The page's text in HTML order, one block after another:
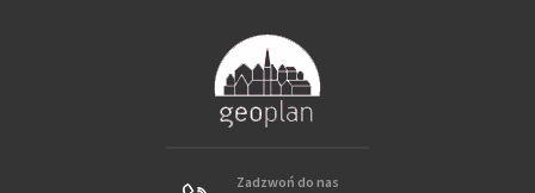
Zadzwoń do nas